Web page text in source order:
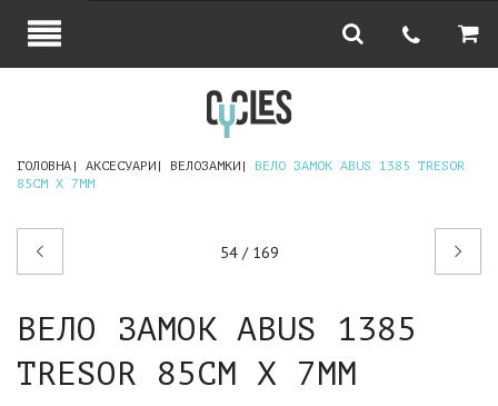
ГОЛОВНА АКСЕСУАРИ ВЕЛОЗАМКИ
ВЕЛО ЗАМОК ABUS 1385 TRESOR
85СМ Х 7ММ
54 / 169
Наступний
ВЕЛО ЗАМОК ABUS 1385
TRESOR 85СМ Х 7ММ